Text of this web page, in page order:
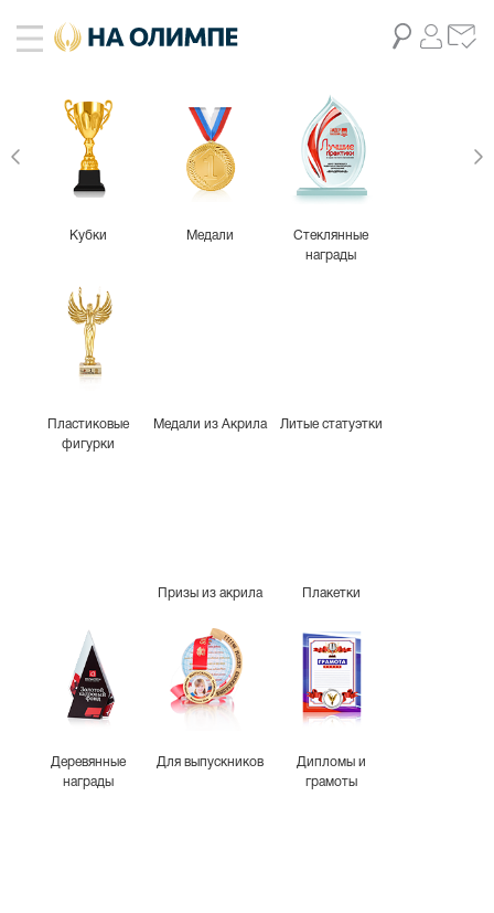
Кубки Медали
Стеклянные
награды
Пластиковые
фигурки
Медали из Акрила Литые статуэтки
Призы из акрила Плакетки
Деревянные
награды
Для выпускников
Дипломы и
грамоты